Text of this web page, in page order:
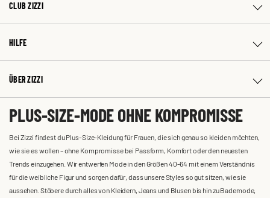
CLUB ZIZZI
HILFE
ÜBER ZIZZI
PLUS-SIZE-MODE OHNE KOMPROMISSE
Bei Zizzi findest du Plus-Size-Kleidung für Frauen, die sich genau so kleiden möchten,
wie sie es wollen – ohne Kompromisse bei Passform, Komfort oder den neuesten
Trends einzugehen. Wir entwerfen Mode in den Größen 40-64 mit einem Verständnis
für die weibliche Figur und sorgen dafür, dass unsere Styles so gut sitzen, wie sie
aussehen. Stöbere durch alles von Kleidern, Jeans und Blusen bis hin zu Bademode,